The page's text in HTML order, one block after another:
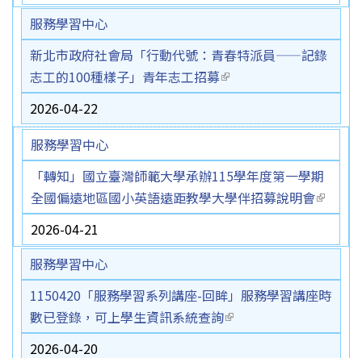
服務學習中心
新北市政府社會局「行動代號：青春特派員——記錄
志工的100種樣子」青年志工招募(link is external)
2026-04-22
服務學習中心
「轉知」國立臺灣師範大學承辦115學年度第一學期
全國偏遠地區國小英語遠距教學大學伴招募說明會(link is
2026-04-21
服務學習中心
1150420「服務學習系列講座-回眸」服務學習講座時
數已登錄，可上學生資訊系統查詢(link is external)
2026-04-20